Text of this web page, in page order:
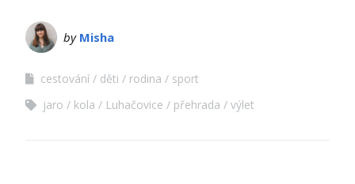
by Misha
cestování děti rodina
sport
jaro
kola Luhačovice přehrada výlet